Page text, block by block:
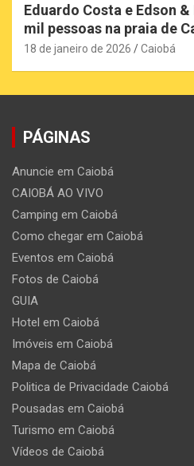
Eduardo Costa e Edson
mil pessoas na praia de
18 de janeiro de 2026 Caiobá
PÁGINAS
Anuncie em Caiobá
CAIOBÁ AO VIVO
Camping em Caiobá
Como chegar em Caiobá
Eventos em Caiobá
Fotos de Caiobá
GUIA
Hotel em Caiobá
Imóveis em Caiobá
Mapa de Caiobá
Politica de Privacidade Caiobá
Pousadas em Caiobá
Turismo em Caiobá
Vídeos de Caiobá